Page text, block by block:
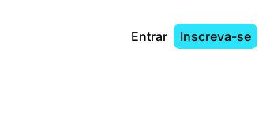
Entrar Inscreva-se